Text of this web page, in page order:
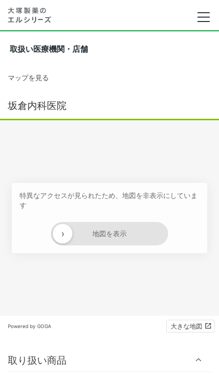
取扱い医療機関・店舗
マップを見る
坂倉内科医院
特異なアクセスが見られたため、地図を非表示にしていま
す
地図を表示
›
Powered by GOGA 大きな地図
取り扱い商品